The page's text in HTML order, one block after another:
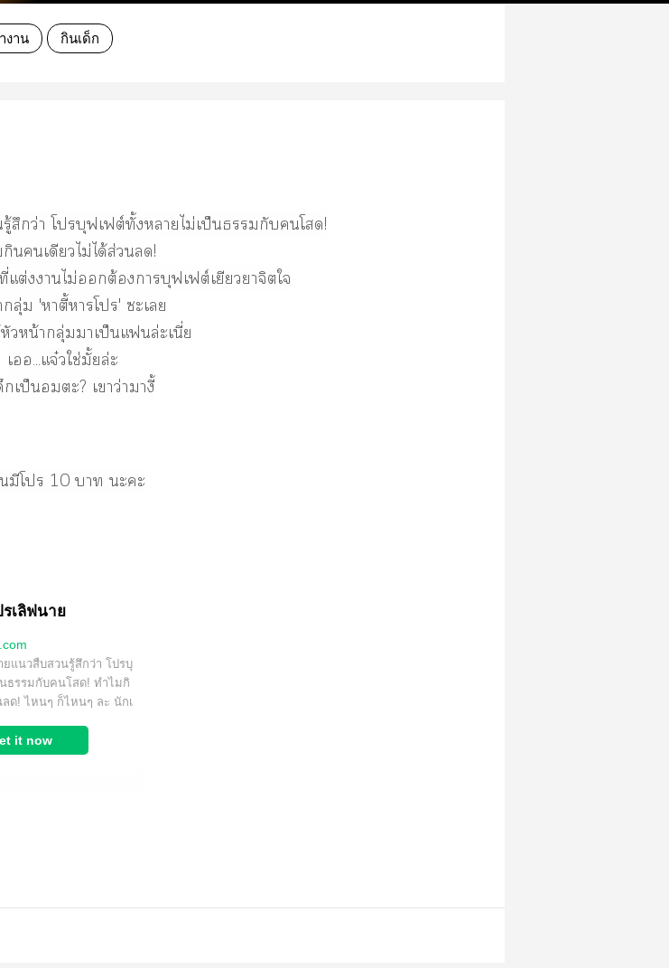
งาน กินเด็ก
กว่า โบุฟเฟต์ทั้งาไม่เป็นกับโ!
นเดียวไม่ได้ส่วน!
ต่งาไม่ต้องาบุฟเฟต์เยียวยาจิตใ
กลุ่ม 'าตี้าโ' ะเ
หัวหน้ากลุ่มาเป็นแล่ะเนี่ย
เ...แจ๋วใช่มั้ยล่ะ
กเป็นะ? เาว่าางี้
มีโ 10 า ะะ